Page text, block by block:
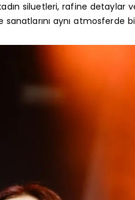
siluetleri, rafine detaylar
aynı atmosferde